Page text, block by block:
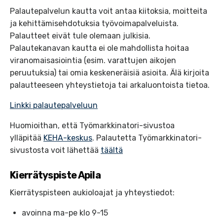
Palautepalvelun kautta voit antaa kiitoksia, moitteita
ja kehittämisehdotuksia työvoimapalveluista.
Palautteet eivät tule olemaan julkisia.
Palautekanavan kautta ei ole mahdollista hoitaa
viranomaisasiointia (esim. varattujen aikojen
peruutuksia) tai omia keskeneräisiä asioita. Älä kirjoita
palautteeseen yhteystietoja tai arkaluontoista tietoa.
Linkki palautepalveluun
Huomioithan, että Työmarkkinatori-sivustoa
ylläpitää KEHA-keskus. Palautetta Työmarkkinatori-
sivustosta voit lähettää täältä
Kierrätyspiste Apila
Kierrätyspisteen aukioloajat ja yhteystiedot:
avoinna ma-pe klo 9-15